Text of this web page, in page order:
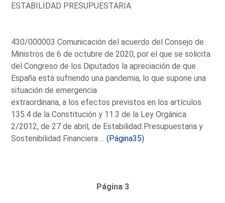
ESTABILIDAD PRESUPUESTARIA
430/000003 Comunicación del acuerdo del Consejo de
Ministros de 6 de octubre de 2020, por el que se solicita
del Congreso de los Diputados la apreciación de que
España está sufriendo una pandemia, lo que supone una
situación de emergencia
extraordinaria, a los efectos previstos en los artículos
135.4 de la Constitución y 11.3 de la Ley Orgánica
2/2012, de 27 de abril, de Estabilidad Presupuestaria y
Sostenibilidad Financiera ...(Página35)
Página 3